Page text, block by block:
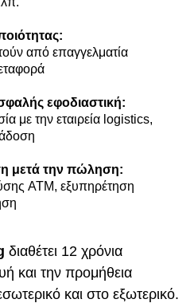
από επαγγελματία
εφοδιαστική:
με την εταιρεία logistics,
μετά την πώληση:
ATM, εξυπηρέτηση
διαθέτει 12 χρόνια
και την προμήθεια
και στο εξωτερικό.